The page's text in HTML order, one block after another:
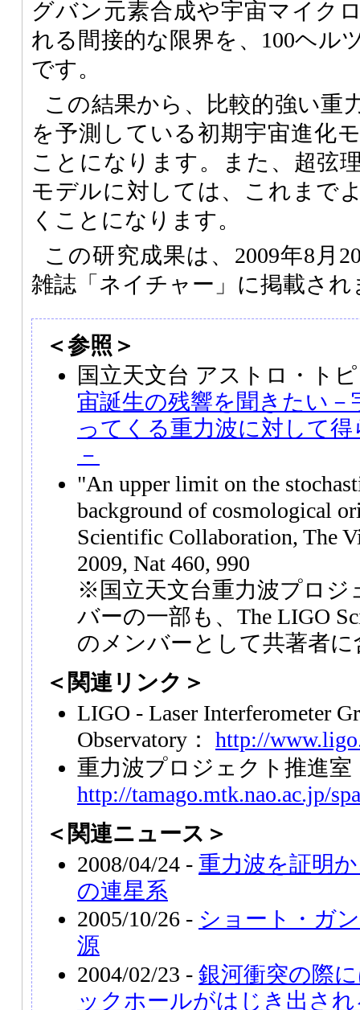
グバン元素合成や宇宙マイク
れる間接的な限界を、100ヘル
です。
この結果から、比較的強い重
を予測している初期宇宙進化
ことになります。また、超弦
モデルに対しては、これまで
くことになります。
この研究成果は、2009年8月
雑誌「ネイチャー」に掲載され
＜参照＞
国立天文台 アストロ・ト
宙誕生の残響を聞きたい
ってくる重力波に対して
－
"An upper limit on the
background of cosmological
Scientific Collaboration, The
2009, Nat 460, 990
※国立天文台重力波プロジ
バーの一部も、The LIGO
のメンバーとして共著者
＜関連リンク＞
LIGO - Laser Interferometer
Observatory： http://
重力波プロジェクト推進室
http://tamago.mtk.nao.ac.jp/
＜関連ニュース＞
2008/04/24 - 重力波を証明
の連星系
2005/10/26 - ショート・ガ
源
2004/02/23 - 銀河衝突の際
ックホールがはじき出さ